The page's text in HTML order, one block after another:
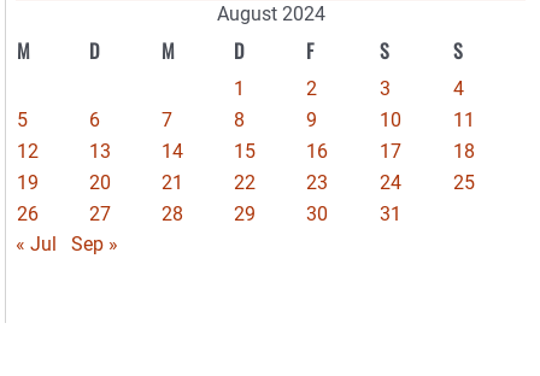
August 2024
M D M D F S S
1 2 3
4
5
6 7 8 9 10
11
12
13 14 15 16 17
18
19
20 21 22 23 24
25
26
27 28 29 30
31
« Jul
Sep »